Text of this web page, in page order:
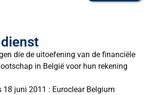
die de uitoefening van de financiële
in België voor hun rekening
18 juni 2011 : Euroclear Belgium